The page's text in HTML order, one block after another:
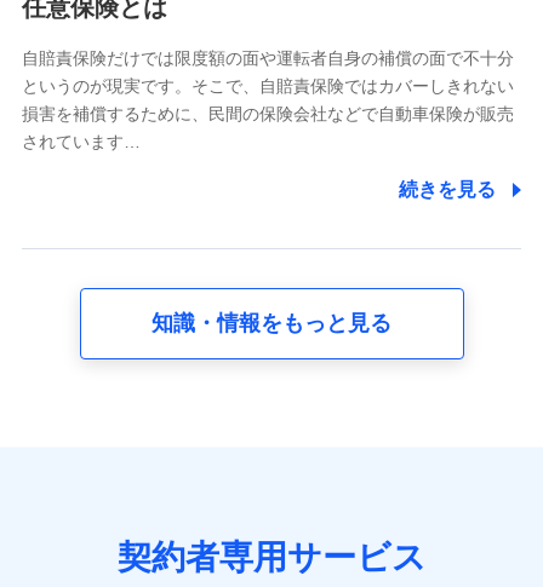
当社又は株式会社NTTドコモが提供する各種サービスな
又は株式会社NTTドコモが提供する各種サービスのご契
約状態・ご利用履歴インターネット利用時の行動に関す
る情報、アプリケーション利用時の行動に関する情報、
購入されたサービスや商品の名称・購入場所・決済に関
する情報、アンケートの回答に関する情報などが含まれ
の内容、保険料、保険料のお支払方法、車のメーカーや
走行距離などの情報、建物の構造や築年数などの情報、
険契約に関する情報。例として、保険契約者及び被保険
者の氏名、住所、生年月日、性別、保険契約者と被保険
任意保険とは
自賠責保険だけでは限度額の面や運転者自身の補償の面で不十分
というのが現実です。そこで、自賠責保険ではカバーしきれない
損害を補償するために、民間の保険会社などで自動車保険が販売
されています…
続きを見る
知識・情報をもっと見る
契約者専用サービス